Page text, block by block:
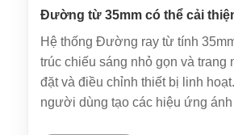
Đường từ 35mm có thể cải
Hệ thống Đường ray từ tính
trúc chiếu sáng nhỏ gọn và trang
đặt và điều chỉnh thiết bị linh
người dùng tạo các hiệu ứng